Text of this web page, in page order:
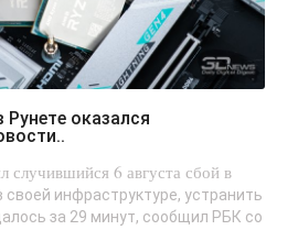
случившийся 6 августа сбой в
своей инфраструктуре, устранить
за 29 минут, сообщил РБК со